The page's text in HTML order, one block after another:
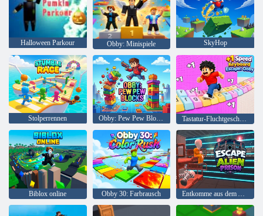
Halloween Parkour Obby: Minispiele SkyHop
Stolperrennen Obby: Pew Pew Blocks Tastatur-Fluchtgeschwindigkeit +1: Obby
Biblox online Obby 30: Farbrausch Entkomme aus dem Alien-Gefängnis